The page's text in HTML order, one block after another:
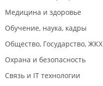
Медицина и здоровье
Обучение, наука, кадры
Общество, Государство, ЖКХ
Охрана и безопасность
Связь и IT технологии